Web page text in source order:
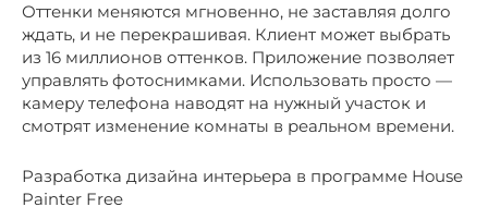
Оттенки меняются мгновенно, не заставляя долго
ждать, и не перекрашивая. Клиент может выбрать
из 16 миллионов оттенков. Приложение позволяет
управлять фотоснимками. Использовать просто —
камеру телефона наводят на нужный участок и
смотрят изменение комнаты в реальном времени.
Разработка дизайна интерьера в программе House
Painter Free